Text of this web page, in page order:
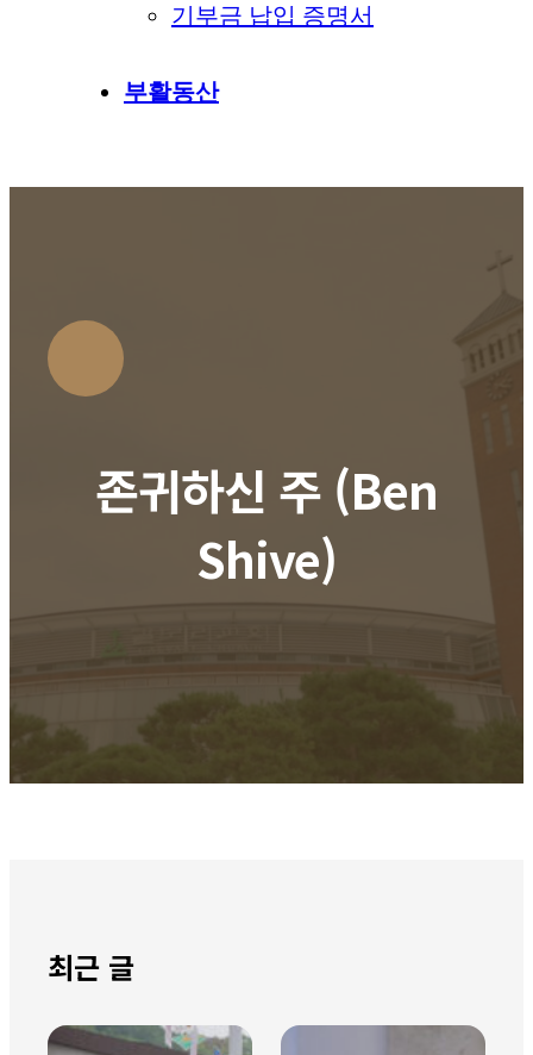
기부금 납입 증명서
부활동산
존귀하신 주 (Ben
Shive)
최근 글